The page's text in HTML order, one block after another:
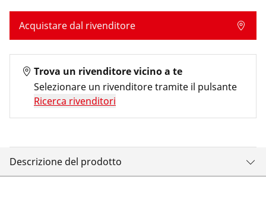
Acquistare dal rivenditore
Trova un rivenditore vicino a te
Selezionare un rivenditore tramite il pulsante
Ricerca rivenditori
Descrizione del prodotto